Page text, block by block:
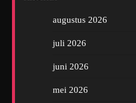
augustus 2026
juli 2026
juni 2026
mei 2026